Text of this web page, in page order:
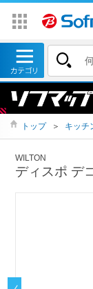
トップ ＞ キッチ
WILTON
ディスポ デ